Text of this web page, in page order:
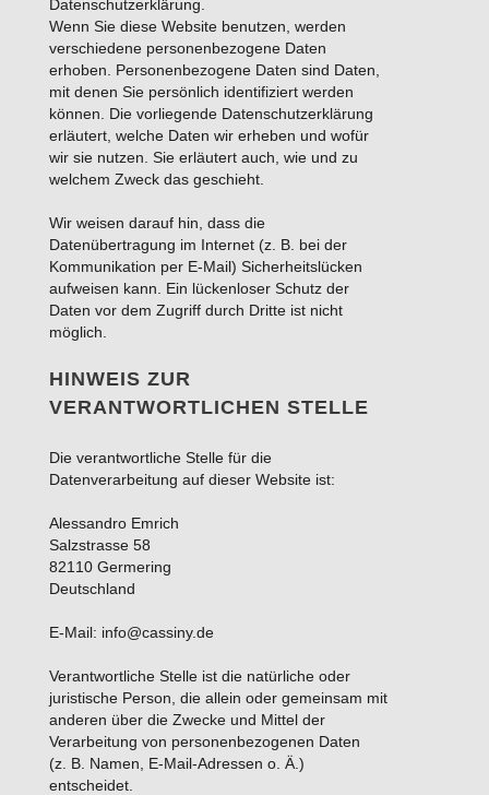
Datenschutzerklärung.
Wenn Sie diese Website benutzen, werden
verschiedene personenbezogene Daten
erhoben. Personenbezogene Daten sind Daten,
mit denen Sie persönlich identifiziert werden
können. Die vorliegende Datenschutzerklärung
erläutert, welche Daten wir erheben und wofür
wir sie nutzen. Sie erläutert auch, wie und zu
welchem Zweck das geschieht.
Wir weisen darauf hin, dass die
Datenübertragung im Internet (z. B. bei der
Kommunikation per E-Mail) Sicherheitslücken
aufweisen kann. Ein lückenloser Schutz der
Daten vor dem Zugriff durch Dritte ist nicht
möglich.
HINWEIS ZUR
VERANTWORTLICHEN STELLE
Die verantwortliche Stelle für die
Datenverarbeitung auf dieser Website ist:
Alessandro Emrich
Salzstrasse 58
82110 Germering
Deutschland
E-Mail: info@cassiny.de
Verantwortliche Stelle ist die natürliche oder
juristische Person, die allein oder gemeinsam mit
anderen über die Zwecke und Mittel der
Verarbeitung von personenbezogenen Daten
(z. B. Namen, E-Mail-Adressen o. Ä.)
entscheidet.